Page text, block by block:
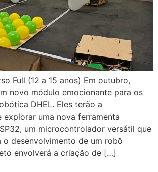
Full (12 a 15 anos) Em outubro,
novo módulo emocionante para os
DHEL. Eles terão a
uma nova ferramenta
um microcontrolador versátil que
o desenvolvimento de um robô
envolverá a criação de […]